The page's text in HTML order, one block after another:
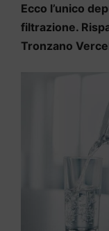
Ecco l’unico
filtrazione.
Tronzano